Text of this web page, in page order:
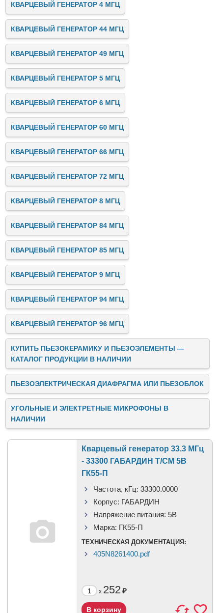
КВАРЦЕВЫЙ ГЕНЕРАТОР 4 МГЦ
КВАРЦЕВЫЙ ГЕНЕРАТОР 44 МГЦ
КВАРЦЕВЫЙ ГЕНЕРАТОР 49 МГЦ
КВАРЦЕВЫЙ ГЕНЕРАТОР 5 МГЦ
КВАРЦЕВЫЙ ГЕНЕРАТОР 6 МГЦ
КВАРЦЕВЫЙ ГЕНЕРАТОР 60 МГЦ
КВАРЦЕВЫЙ ГЕНЕРАТОР 66 МГЦ
КВАРЦЕВЫЙ ГЕНЕРАТОР 72 МГЦ
КВАРЦЕВЫЙ ГЕНЕРАТОР 8 МГЦ
КВАРЦЕВЫЙ ГЕНЕРАТОР 84 МГЦ
КВАРЦЕВЫЙ ГЕНЕРАТОР 85 МГЦ
КВАРЦЕВЫЙ ГЕНЕРАТОР 9 МГЦ
КВАРЦЕВЫЙ ГЕНЕРАТОР 94 МГЦ
КВАРЦЕВЫЙ ГЕНЕРАТОР 96 МГЦ
КУПИТЬ ПЬЕЗОКЕРАМИКУ И ПЬЕЗОЭЛЕМЕНТЫ —
КАТАЛОГ ПРОДУКЦИИ В НАЛИЧИИ
ПЬЕЗОЭЛЕКТРИЧЕСКАЯ ДИАФРАГМА ИЛИ ПЬЕЗОБЛОК
УГОЛЬНЫЕ И ЭЛЕКТРЕТНЫЕ МИКРОФОНЫ В
НАЛИЧИИ
Кварцевый генератор 33.3 МГц
- 33300 ГАБАРДИН T/CM 5В
ГК55-П
Частота, кГц: 33300.0000
Корпус: ГАБАРДИН
Напряжение питания: 5В
Марка: ГК55-П
ТЕХНИЧЕСКАЯ ДОКУМЕНТАЦИЯ:
405N8261400.pdf
x 252₽